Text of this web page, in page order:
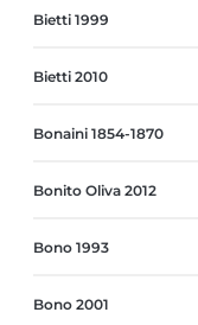
Bietti 1999
Bietti 2010
Bonaini 1854-1870
Bonito Oliva 2012
Bono 1993
Bono 2001